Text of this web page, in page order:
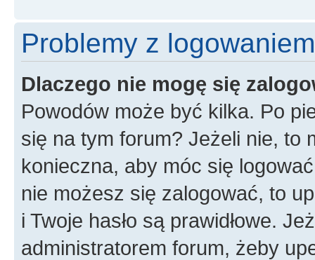
Problemy z
Dlaczego nie mogę się
Powodów może być kilka. Po
się na tym forum? Jeżeli nie, to
konieczna, aby móc się
nie możesz się zalogować, to
i Twoje hasło są prawidłowe.
administratorem forum, żeby